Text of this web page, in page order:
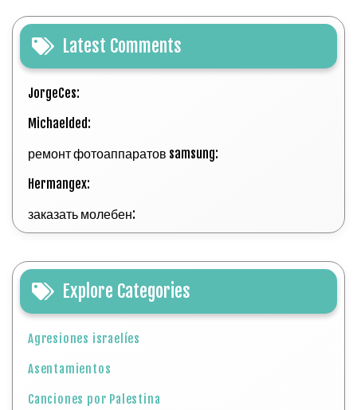
Latest Comments
JorgeCes:
Michaelded:
ремонт фотоаппаратов samsung:
Hermangex:
заказать молебен:
Explore Categories
Agresiones israelíes
Asentamientos
Canciones por Palestina